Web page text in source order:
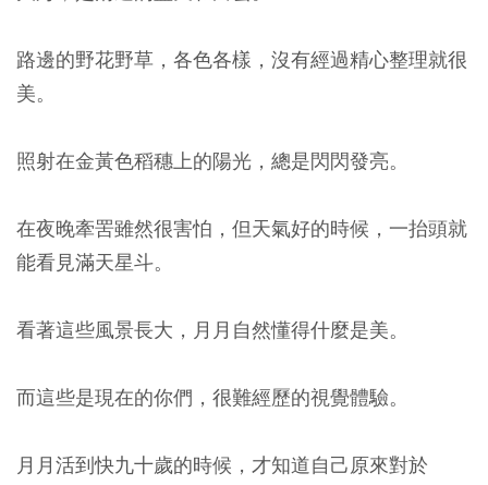
路邊的野花野草，各色各樣，沒有經過精心整理就很
美。
照射在金黃色稻穗上的陽光，總是閃閃發亮。
在夜晚牽罟雖然很害怕，但天氣好的時候，一抬頭就
能看見滿天星斗。
看著這些風景長大，月月自然懂得什麼是美。
而這些是現在的你們，很難經歷的視覺體驗。
月月活到快九十歲的時候，才知道自己原來對於